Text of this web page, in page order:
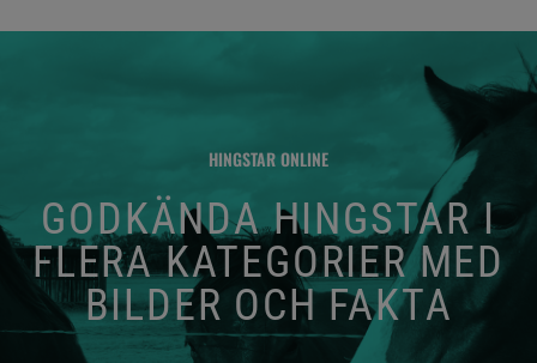
HINGSTAR ONLINE
GODKÄNDA HINGSTAR I
FLERA KATEGORIER MED
BILDER OCH FAKTA